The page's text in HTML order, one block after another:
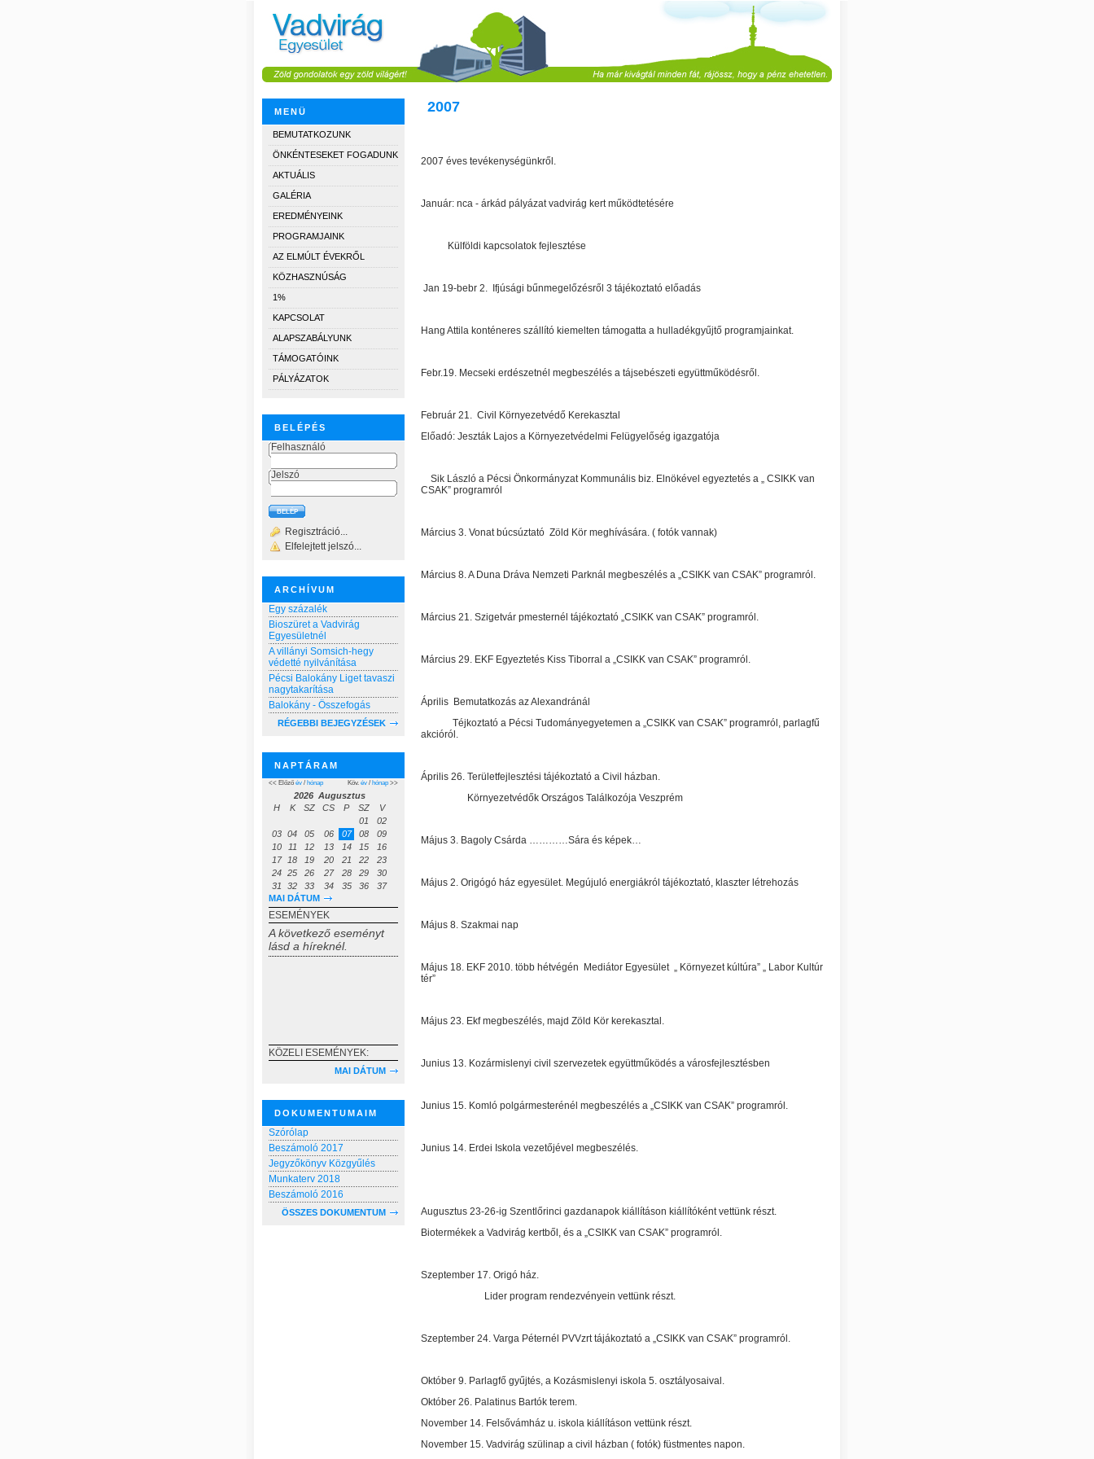
MENÜ
BEMUTATKOZUNK
ÖNKÉNTESEKET FOGADUNK
AKTUÁLIS
GALÉRIA
EREDMÉNYEINK
PROGRAMJAINK
AZ ELMÚLT ÉVEKRŐL
KÖZHASZNÚSÁG
1%
KAPCSOLAT
ALAPSZABÁLYUNK
TÁMOGATÓINK
PÁLYÁZATOK
BELÉPÉS
Felhasználó
Jelszó
Regisztráció...
Elfelejtett jelszó...
ARCHÍVUM
Egy százalék
Bioszüret a Vadvirág
Egyesületnél
A villányi Somsich-hegy
védetté nyilvánítása
Pécsi Balokány Liget tavaszi
nagytakarítása
Balokány - Összefogás
RÉGEBBI BEJEGYZÉSEK
NAPTÁRAM
<< Előző év / hónap Köv. év / hónap >>
2026 Augusztus
H
K SZ CS P SZ
V
01
02
03 04 05 06 07 08
09
10
11 12 13 14 15
16
17
18 19 20 21 22
23
24 25 26 27 28 29
30
31
32 33 34 35 36
37
MAI DÁTUM
ESEMÉNYEK
A következő eseményt
lásd a híreknél.
KÖZELI ESEMÉNYEK:
MAI DÁTUM
DOKUMENTUMAIM
Szórólap
Beszámoló 2017
Jegyzőkönyv Közgyűlés
Munkaterv 2018
Beszámoló 2016
ÖSSZES DOKUMENTUM
2007
2007 éves tevékenységünkről.
Január: nca - árkád pályázat vadvirág kert működtetésére
Külföldi kapcsolatok fejlesztése
Jan 19-bebr 2. Ifjúsági bűnmegelőzésről 3 tájékoztató előadás
Hang Attila konténeres szállító kiemelten támogatta a hulladékgyűjtő programjainkat.
Febr.19. Mecseki erdészetnél megbeszélés a tájsebészeti együttműködésről.
Február 21. Civil Környezetvédő Kerekasztal
Előadó: Jeszták Lajos a Környezetvédelmi Felügyelőség igazgatója
Sik László a Pécsi Önkormányzat Kommunális biz. Elnökével egyeztetés a „ CSIKK van
CSAK” programról
Március 3. Vonat búcsúztató Zöld Kör meghívására. ( fotók vannak)
Március 8. A Duna Dráva Nemzeti Parknál megbeszélés a „CSIKK van CSAK” programról.
Március 21. Szigetvár pmesternél tájékoztató „CSIKK van CSAK” programról.
Március 29. EKF Egyeztetés Kiss Tiborral a „CSIKK van CSAK” programról.
Április Bemutatkozás az Alexandránál
Téjkoztató a Pécsi Tudományegyetemen a „CSIKK van CSAK” programról, parlagfű
akcióról.
Április 26. Területfejlesztési tájékoztató a Civil házban.
Környezetvédők Országos Találkozója Veszprém
Május 3. Bagoly Csárda …………Sára és képek…
Május 2. Origógó ház egyesület. Megújuló energiákról tájékoztató, klaszter létrehozás
Május 8. Szakmai nap
Május 18. EKF 2010. több hétvégén Mediátor Egyesület „ Környezet kúltúra” „ Labor Kultúr
tér”
Május 23. Ekf megbeszélés, majd Zöld Kör kerekasztal.
Junius 13. Kozármislenyi civil szervezetek együttműködés a városfejlesztésben
Junius 15. Komló polgármesterénél megbeszélés a „CSIKK van CSAK” programról.
Junius 14. Erdei Iskola vezetőjével megbeszélés.
Augusztus 23-26-ig Szentlőrinci gazdanapok kiállításon kiállítóként vettünk részt.
Biotermékek a Vadvirág kertből, és a „CSIKK van CSAK” programról.
Szeptember 17. Origó ház.
Lider program rendezvényein vettünk részt.
Szeptember 24. Varga Péternél PVVzrt tájákoztató a „CSIKK van CSAK” programról.
Október 9. Parlagfő gyűjtés, a Kozásmislenyi iskola 5. osztályosaival.
Október 26. Palatinus Bartók terem.
November 14. Felsővámház u. iskola kiállításon vettünk részt.
November 15. Vadvirág szülinap a civil házban ( fotók) füstmentes napon.